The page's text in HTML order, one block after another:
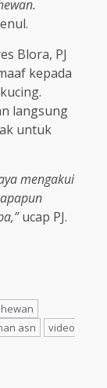
Blora, PJ
kepada
langsung
untuk
mengakui
ucap PJ.
asn
video